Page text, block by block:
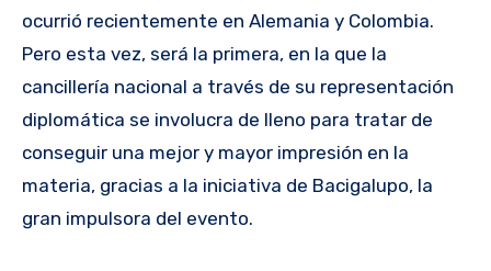
ocurrió recientemente en Alemania y Colombia.
Pero esta vez, será la primera, en la que la
cancillería nacional a través de su representación
diplomática se involucra de lleno para tratar de
conseguir una mejor y mayor impresión en la
materia, gracias a la iniciativa de Bacigalupo, la
gran impulsora del evento.